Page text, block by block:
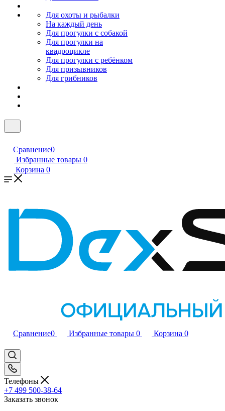
Для охоты и рыбалки
На каждый день
Для прогулки с собакой
Для прогулки на
квадроцикле
Для прогулки с ребёнком
Для призывников
Для грибников
Сравнение0
Избранные товары 0
Корзина 0
Сравнение0 Избранные товары 0 Корзина 0
Телефоны
+7 499 500-38-64
Заказать звонок